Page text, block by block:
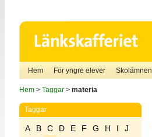
Hem För yngre elever Skolämnen
Hem> Taggar> materia
Taggar
A B C D E F G H I
J